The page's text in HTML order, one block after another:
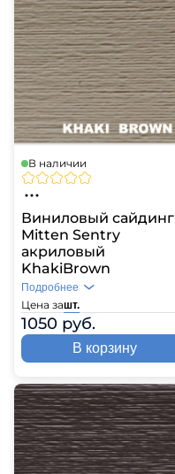
В наличии
Виниловый сайдинг
Mitten Sentry
акриловый
KhakiBrown
Цена зашт.
1050 руб.
Подробнее
В корзину